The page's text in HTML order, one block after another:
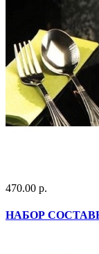
470.00 р.
НАБОР